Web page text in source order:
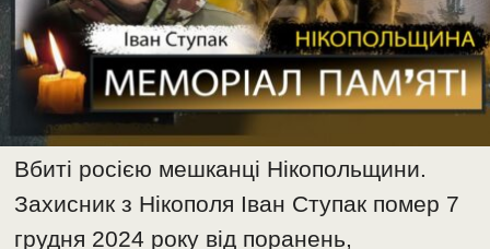
Вбиті росією мешканці Нікопольщини.
Захисник з Нікополя Іван Ступак помер 7
грудня 2024 року від поранень,